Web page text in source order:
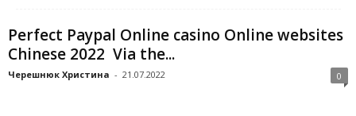
Perfect Paypal Online casino Online websites
Chinese 2022 ️ Via the...
Черешнюк Христина - 21.07.2022 0